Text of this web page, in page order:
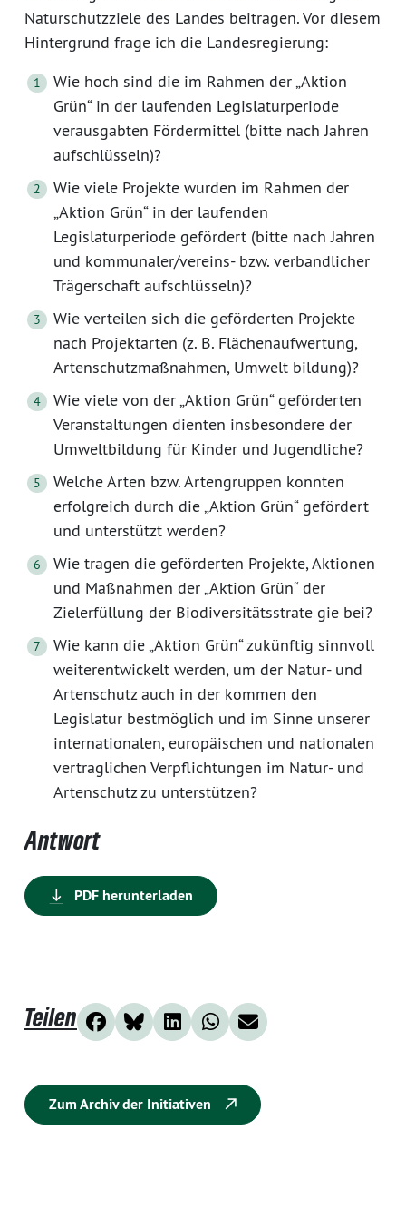
Naturschutzziele des Landes beitragen. Vor diesem
Hintergrund frage ich die Landesregierung:
Wie hoch sind die im Rahmen der „Aktion
Grün“ in der laufenden Legislaturperiode
verausgabten Fördermittel (bitte nach Jahren
aufschlüsseln)?
Wie viele Projekte wurden im Rahmen der
„Aktion Grün“ in der laufenden
Legislaturperiode gefördert (bitte nach Jahren
und kommunaler/vereins- bzw. verbandlicher
Trägerschaft aufschlüsseln)?
Wie verteilen sich die geförderten Projekte
nach Projektarten (z. B. Flächenaufwertung,
Artenschutzmaßnahmen, Umwelt bildung)?
Wie viele von der „Aktion Grün“ geförderten
Veranstaltungen dienten insbesondere der
Umweltbildung für Kinder und Jugendliche?
Welche Arten bzw. Artengruppen konnten
erfolgreich durch die „Aktion Grün“ gefördert
und unterstützt werden?
Wie tragen die geförderten Projekte, Aktionen
und Maßnahmen der „Aktion Grün“ der
Zielerfüllung der Biodiversitätsstrate gie bei?
Wie kann die „Aktion Grün“ zukünftig sinnvoll
weiterentwickelt werden, um der Natur- und
Artenschutz auch in der kommen den
Legislatur bestmöglich und im Sinne unserer
internationalen, europäischen und nationalen
vertraglichen Verpflichtungen im Natur- und
Artenschutz zu unterstützen?
Antwort
PDF herunterladen
Teilen
Zum Archiv der Initiativen